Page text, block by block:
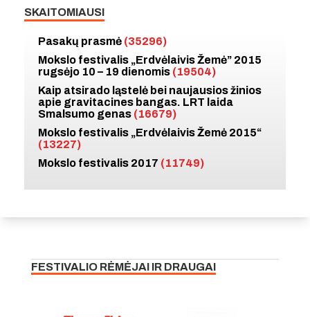
SKAITOMIAUSI
Pasakų prasmė (35296)
Mokslo festivalis „Erdvėlaivis Žemė” 2015
rugsėjo 10 – 19 dienomis (19504)
Kaip atsirado ląstelė bei naujausios žinios
apie gravitacines bangas. LRT laida
Smalsumo genas (16679)
Mokslo festivalis „Erdvėlaivis Žemė 2015“
(13227)
Mokslo festivalis 2017 (11749)
FESTIVALIO RĖMĖJAI IR DRAUGAI